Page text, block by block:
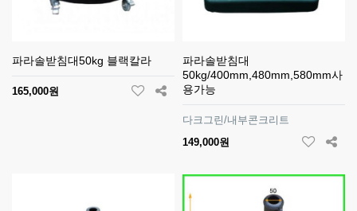
파라솔받침대50kg 블랙칼라
165,000원
파라솔받침대
50kg/400mm,480mm,580mm사
용가능
다크그린/내부콘크리트
149,000원